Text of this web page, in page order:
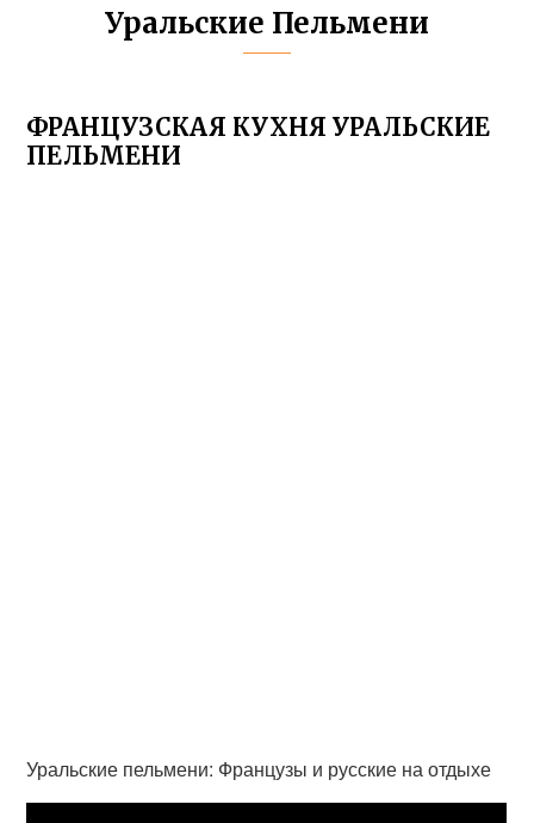
Уральские Пельмени
ФРАНЦУЗСКАЯ КУХНЯ УРАЛЬСКИЕ
ПЕЛЬМЕНИ
Уральские пельмени: Французы и русские на отдыхе